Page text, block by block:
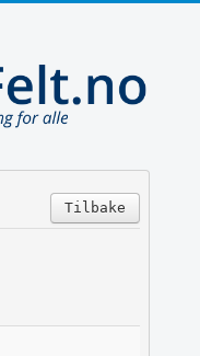
Tilbake